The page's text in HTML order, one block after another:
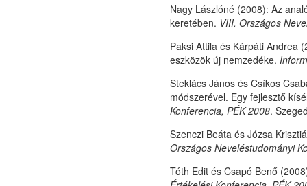
Nagy Lászlóné (2008): Az
keretében. VIII. Országos
Paksi Attila és Kárpáti Andrea
eszközök új nemzedéke.
Steklács János és Csíkos
módszerével. Egy fejlesztő
Konferencia, PÉK 2008.
Szenczi Beáta és Józsa
Országos Neveléstudományi
Tóth Edit és Csapó Benő